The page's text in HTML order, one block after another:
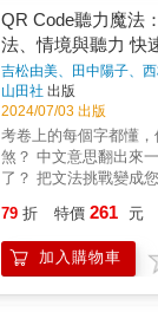
訓您在相近文法中選
法，更讓您清楚理解其
容易混淆的相近用法
力。搭配句子重組練
還能大幅提升口說和
考試出題規律，讓您準
拿下那張備受矚目的
典：忘了怎麼用？秒
都按50音順序排列，
引表，讓您需要回顧或
是您的私人助理。搜
似文法，學習效果加
用耳朵學日語，練
說沒時間讀書就學不
記住。例：1．（例）
お父さん・公務員
本文，活潑易記 運
話單元，能將該課所
語不枯燥，也不需要
木さん、今度一緒に
いいですね。陳 ：ま
話番号を教えてくだ
（02）3214 - 8657
直播，有趣好玩 各
播」單元，學習日語
的樂趣與深意。例：
桌」這個字，譯自日
學習日語，更容易、
的順序著手，學習日
率。② 熟記關鍵句、
句、會話及相關句，
字簡單，意思清楚。為
加關鍵句的印象，都有
及相關知識。請您熟記
分。在很短的期間內，
【附贈免費QR Code
者學習最正確的發音
錄音，以「免費QR
現給讀者，行動學習，
MP3，由日本專業播
下在哪些話題中您會
最牢固的方式！ ⫷文法掃蕩：文法的兄弟姊妹
比一比，一次搞定那
對日檢考試，我們整理
法，對比它們的相似點
大量文法，讓您在考前
⫷知識速攻包：關鍵詞
鎖，全面速功 最精華
量，告別死記硬背，全
完即戰：學完立刻測驗
是普通的復習，而是
過渡。&ldquo;學習
時更包含許多重要訊
是訓練日文聽力的絕佳教材喔
場、電車、巴士、購物
七大主題，特別前往
字後附上羅馬拼音，並
晰版的發音，方便讀者逐
聽力的同時，更能學習
搭配生動可愛插畫以及
高階的讀者都可以在
節尾聲還有日本小專欄
日本之旅，聽懂各種
耳朵，別再聽到日文廣播
特色 ✈七大場合系統分類，走到哪就聽到哪 ✈
QR Code聽力魔法
法、情境與聽力 快
(16K＋QR Code 線
吉松由美、田中陽子、
日檢題庫小組
山田社 出版
2024/07/03 出版
考卷上的每個字都懂
煞？ 中文意思翻出來一樣，到底是哪裡出錯
了？ 把文法挑戰變成您的得分神器！ 近義詞分
習效果狂飆！ 還在用那些陳舊的基礎文法應付
日常對話嗎？ 考試選
得一頭霧水，丟分丟
79 折 特價 261 元
加入購物車